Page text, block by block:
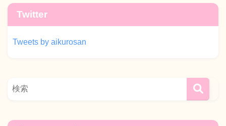
Twitter
Tweets by aikurosan